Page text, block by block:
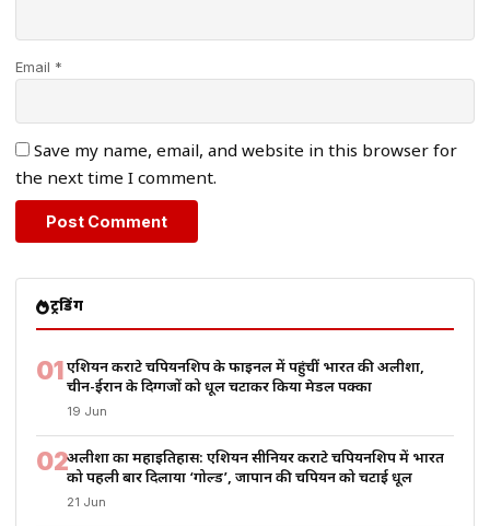
Email *
Save my name, email, and website in this browser for
the next time I comment.
ट्रेंडिंग
01एशियन कराटे चैंपियनशिप के फाइनल में पहुंचीं भारत की अलीशा,
चीन-ईरान के दिग्गजों को धूल चटाकर किया मेडल पक्का
19 Jun
02अलीशा का महाइतिहास: एशियन सीनियर कराटे चैंपियनशिप में भारत
को पहली बार दिलाया ‘गोल्ड’, जापान की चैंपियन को चटाई धूल
21 Jun